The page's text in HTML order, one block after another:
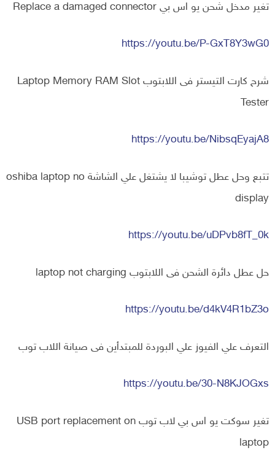
تغير مدخل شحن يو اس بي Replace a damaged connector
https://youtu.be/P-GxT8Y3wG0
شرح كارت التيستر فى اللابتوب Laptop Memory RAM Slot
Tester
https://youtu.be/NibsqEyajA8
تتبع وحل عطل توشيبا لا يشتغل علي الشاشة oshiba laptop no
display
https://youtu.be/uDPvb8fT_0k
حل عطل دائرة الشحن فى اللابتوب laptop not charging
https://youtu.be/d4kV4R1bZ3o
التعرف علي الفيوز علي البوردة للمبتدأين فى صيانة اللاب توب
https://youtu.be/30-N8KJOGxs
تغير سوكت يو اس بي لاب توب USB port replacement on
laptop